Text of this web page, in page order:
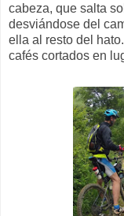
cabeza, que salta
desviándose del
ella al resto del
cafés cortados en